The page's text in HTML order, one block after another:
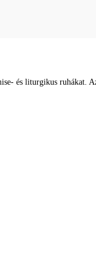
és liturgikus ruhákat.